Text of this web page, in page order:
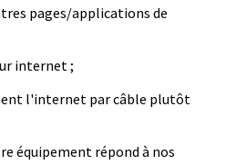
pages/applications de
internet ;
l'internet par câble plutôt
équipement répond à nos